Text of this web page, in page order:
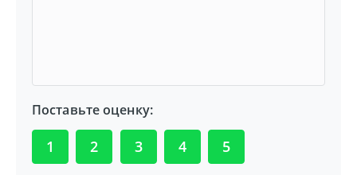
Поставьте оценку:
1 2 3 4 5